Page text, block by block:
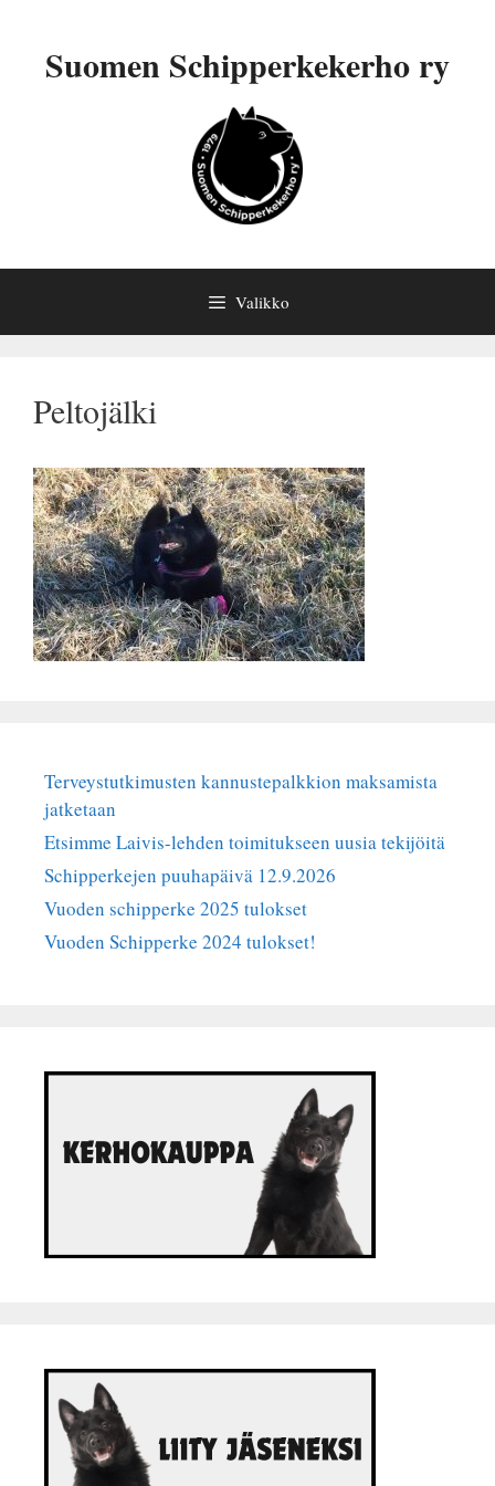
Suomen Schipperkekerho ry
Valikko
Peltojälki
Terveystutkimusten kannustepalkkion maksamista
jatketaan
Etsimme Laivis-lehden toimitukseen uusia tekijöitä
Schipperkejen puuhapäivä 12.9.2026
Vuoden schipperke 2025 tulokset
Vuoden Schipperke 2024 tulokset!